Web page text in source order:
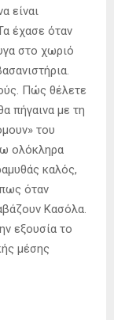
είναι
έχασε όταν
στο χωριό
Πώς θέλετε
πήγαινα με τη
του
ολόκληρα
καλός,
όταν
Κασόλα.
εξουσία το
μέσης